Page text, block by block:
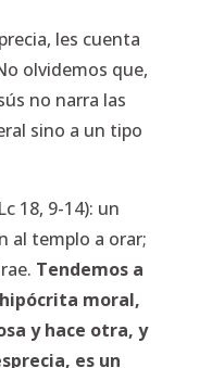
les cuenta
olvidemos que,
no narra las
sino a un tipo
18, 9-14): un
al templo a orar;
Tendemos a
moral,
y hace otra, y
es un